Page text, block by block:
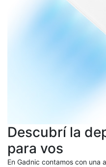
Descubrí la
para vos
En Gadnic contamos con una